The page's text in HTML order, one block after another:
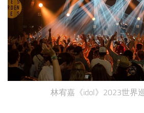
林宥嘉《idol》2023世界